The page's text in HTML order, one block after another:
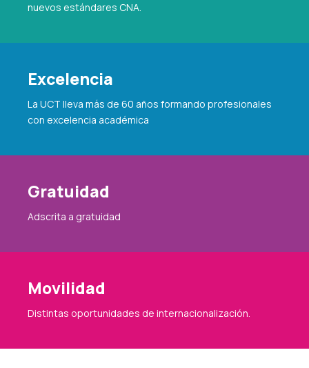
nuevos estándares CNA.
Excelencia
La UCT lleva más de 60 años formando profesionales
con excelencia académica
Gratuidad
Adscrita a gratuidad
Movilidad
Distintas oportunidades de internacionalización.